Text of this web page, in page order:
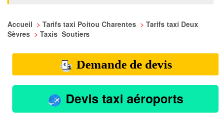
Accueil > Tarifs taxi Poitou Charentes > Tarifs taxi Deux
Sèvres > Taxis Soutiers
Demande de devis
Devis taxi aéroports